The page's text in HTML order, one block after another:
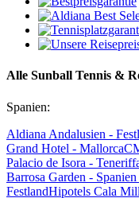
Alle Sunball Tennis &
Spanien:
Aldiana Andalusien -
Grand Hotel - Mallorca
Palacio de Isora -
Barrosa Garden - Spanien
FestlandHipotels Cala